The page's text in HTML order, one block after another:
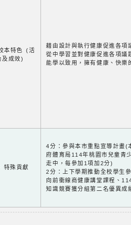
本特色 (活
及成效)
藉由設計與執行健康促進各項
從中學習並對健康促進各項議
能學以致用，擁有健康、快樂
特殊貢獻
4分：參與本市重點宣導計畫(
府體育局114年桃園市兒童青
走中，每參加1項加2分)
2分：上下學期推動全校學生
向前衝線商健康講堂課程、
知識競賽獲分組第二名優異成